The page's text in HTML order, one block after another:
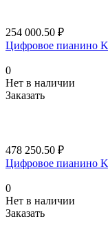
254 000.50 ₽
Цифровое пианино
0
Нет в наличии
Заказать
478 250.50 ₽
Цифровое пианино
0
Нет в наличии
Заказать